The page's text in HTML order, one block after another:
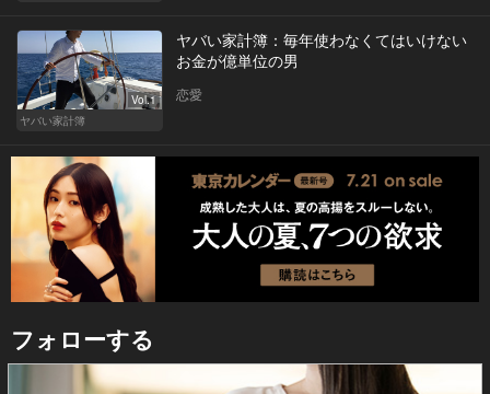
Vol.1
ヤバい家計簿
ヤバい家計簿：毎年使わなくてはいけない
お金が億単位の男
恋愛
フォローする